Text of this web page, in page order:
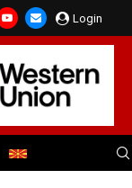
Login